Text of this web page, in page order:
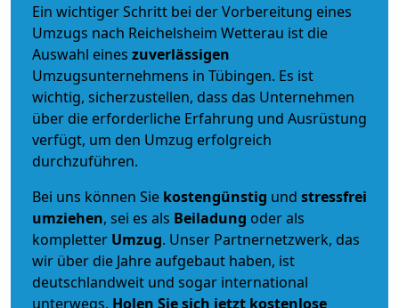
Ein wichtiger Schritt bei der Vorbereitung eines
Umzugs nach Reichelsheim Wetterau ist die
Auswahl eines zuverlässigen
Umzugsunternehmens in Tübingen. Es ist
wichtig, sicherzustellen, dass das Unternehmen
über die erforderliche Erfahrung und Ausrüstung
verfügt, um den Umzug erfolgreich
durchzuführen.
Bei uns können Sie kostengünstig und stressfrei
umziehen, sei es als Beiladung oder als
kompletter Umzug. Unser Partnernetzwerk, das
wir über die Jahre aufgebaut haben, ist
deutschlandweit und sogar international
unterwegs. Holen Sie sich jetzt kostenlose